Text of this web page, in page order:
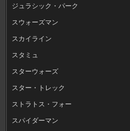
ジュラシック・パーク
スウォーズマン
スカイライン
スタミュ
スターウォーズ
スター・トレック
ストラトス・フォー
スパイダーマン